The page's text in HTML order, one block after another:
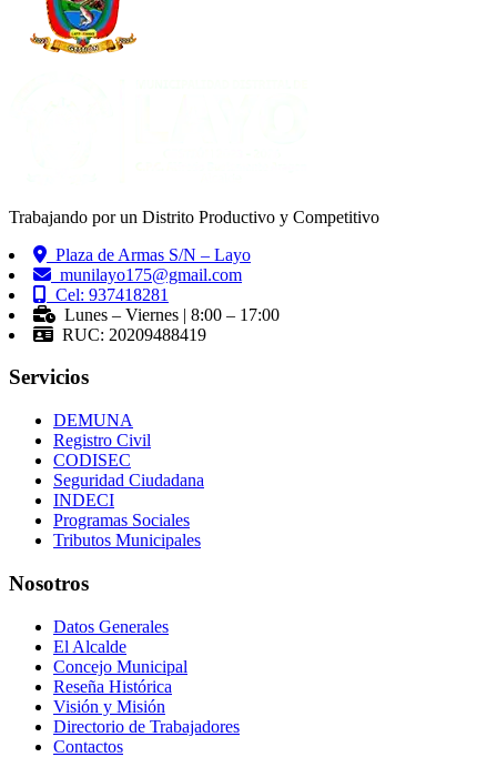
Trabajando por un Distrito Productivo y Competitivo
Plaza de Armas S/N – Layo
munilayo175@gmail.com
Cel: 937418281
Lunes – Viernes | 8:00 – 17:00
RUC: 20209488419
Servicios
DEMUNA
Registro Civil
CODISEC
Seguridad Ciudadana
INDECI
Programas Sociales
Tributos Municipales
Nosotros
Datos Generales
El Alcalde
Concejo Municipal
Reseña Histórica
Visión y Misión
Directorio de Trabajadores
Contactos